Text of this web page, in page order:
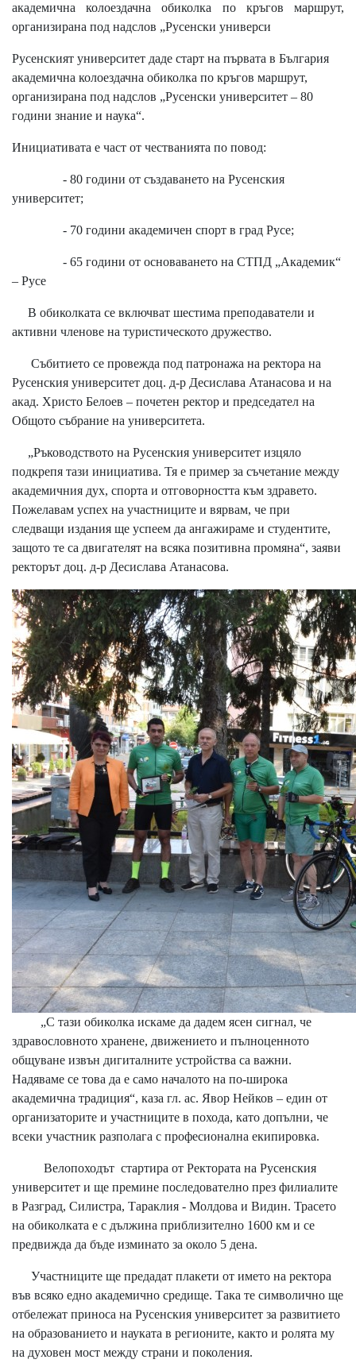
академична колоездачна обиколка по кръгов маршрут,
организирана под надслов „Русенски универси
Русенският университет даде старт на първата в България
академична колоездачна обиколка по кръгов маршрут,
организирана под надслов „Русенски университет – 80
години знание и наука“.
Инициативата е част от честванията по повод:
- 80 години от създаването на Русенския
университет;
- 70 години академичен спорт в град Русе;
- 65 години от основаването на СТПД „Академик“
– Русе
В обиколката се включват шестима преподаватели и
активни членове на туристическото дружество.
Събитието се провежда под патронажа на ректора на
Русенския университет доц. д-р Десислава Атанасова и на
акад. Христо Белоев – почетен ректор и председател на
Общото събрание на университета.
„Ръководството на Русенския университет изцяло
подкрепя тази инициатива. Тя е пример за съчетание между
академичния дух, спорта и отговорността към здравето.
Пожелавам успех на участниците и вярвам, че при
следващи издания ще успеем да ангажираме и студентите,
защото те са двигателят на всяка позитивна промяна“, заяви
ректорът доц. д-р Десислава Атанасова.
„С тази обиколка искаме да дадем ясен сигнал, че
здравословното хранене, движението и пълноценното
общуване извън дигиталните устройства са важни.
Надяваме се това да е само началото на по-широка
академична традиция“, каза гл. ас. Явор Нейков – един от
организаторите и участниците в похода, като допълни, че
всеки участник разполага с професионална екипировка.
Велопоходът стартира от Ректората на Русенския
университет и ще премине последователно през филиалите
в Разград, Силистра, Тараклия - Молдова и Видин. Трасето
на обиколката е с дължина приблизително 1600 км и се
предвижда да бъде изминато за около 5 дена.
Участниците ще предадат плакети от името на ректора
във всяко едно академично средище. Така те символично ще
отбележат приноса на Русенския университет за развитието
на образованието и науката в регионите, както и ролята му
на духовен мост между страни и поколения.